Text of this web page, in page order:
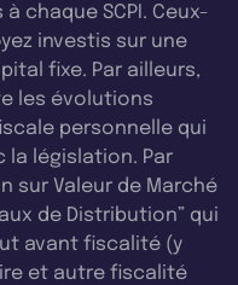
chaque SCPI. Ceux-
investis sur une
fixe. Par ailleurs,
les évolutions
personnelle qui
la législation. Par
sur Valeur de Marché
de Distribution” qui
avant fiscalité (y
et autre fiscalité